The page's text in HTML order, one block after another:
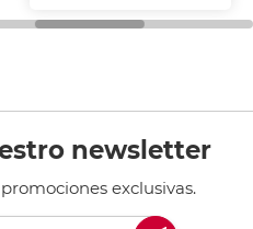
newsletter
exclusivas.